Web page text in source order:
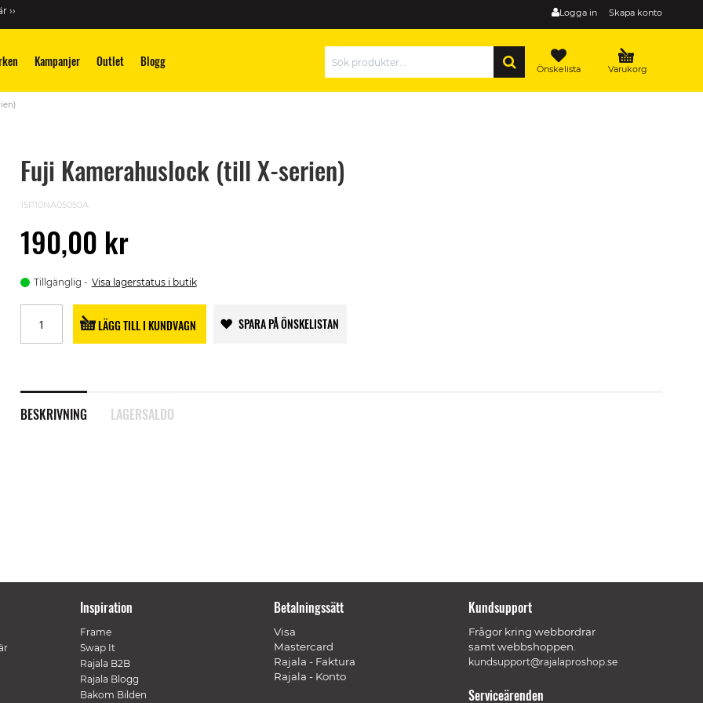
Logga in Skapa konto
››
Kampanjer Outlet Blogg Varukorg
Önskelista
Fuji Kamerahuslock (till X-serien)
15P10NA05050A
190,00 kr
Tillgänglig Visa lagerstatus i butik
LÄGG TILL I KUNDVAGN SPARA PÅ ÖNSKELISTAN
BESKRIVNING LAGERSALDO
Inspiration
Frame
Swap It
Rajala B2B
Rajala Blogg
Bakom Bilden
Betalningssätt
Visa
Mastercard
Rajala - Faktura
Rajala - Konto
Kundsupport
Frågor kring webbordrar
samt webbshoppen.
kundsupport@rajalaproshop.se
Serviceärenden